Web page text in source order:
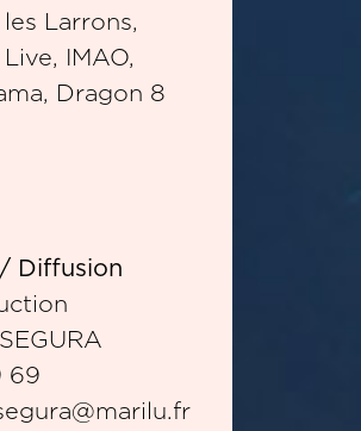
Larrons,
IMAO,
Dragon 8
Diffusion
69